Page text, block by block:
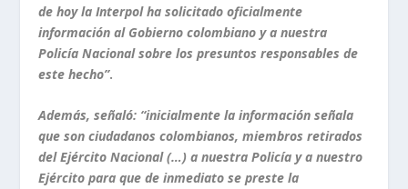
de hoy la Interpol ha solicitado oficialmente
información al Gobierno colombiano y a nuestra
Policía Nacional sobre los presuntos responsables de
este hecho”.
Además, señaló: “inicialmente la información señala
que son ciudadanos colombianos, miembros retirados
del Ejército Nacional (…) a nuestra Policía y a nuestro
Ejército para que de inmediato se preste la